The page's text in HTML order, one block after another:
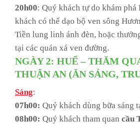
20h00: Quý khách tự do khám phá
khách có thể dạo bộ ven sông
Tiền lung linh ánh đèn, hoặc
tại các quán xá ven đường.
NGÀY 2: HUẾ – THĂM
THUẬN AN (ĂN SÁNG,
Sáng:
07h00: Quý khách dùng bữa sáng
08h00: Quý khách tham quan cầu